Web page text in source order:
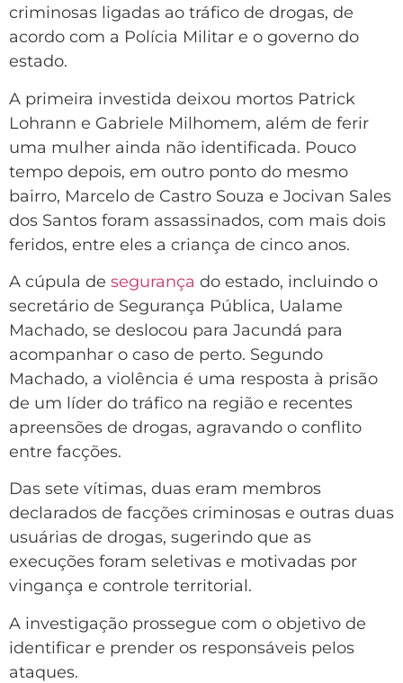
criminosas ligadas ao tráfico de drogas, de
acordo com a Polícia Militar e o governo do
estado.
A primeira investida deixou mortos Patrick
Lohrann e Gabriele Milhomem, além de ferir
uma mulher ainda não identificada. Pouco
tempo depois, em outro ponto do mesmo
bairro, Marcelo de Castro Souza e Jocivan Sales
dos Santos foram assassinados, com mais dois
feridos, entre eles a criança de cinco anos.
A cúpula de segurança do estado, incluindo o
secretário de Segurança Pública, Ualame
Machado, se deslocou para Jacundá para
acompanhar o caso de perto. Segundo
Machado, a violência é uma resposta à prisão
de um líder do tráfico na região e recentes
apreensões de drogas, agravando o conflito
entre facções.
Das sete vítimas, duas eram membros
declarados de facções criminosas e outras duas
usuárias de drogas, sugerindo que as
execuções foram seletivas e motivadas por
vingança e controle territorial.
A investigação prossegue com o objetivo de
identificar e prender os responsáveis pelos
ataques.